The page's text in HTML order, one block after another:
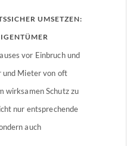
UMSETZEN:
vor Einbruch und
und Mieter von oft
wirksamen Schutz zu
nur entsprechende
auch